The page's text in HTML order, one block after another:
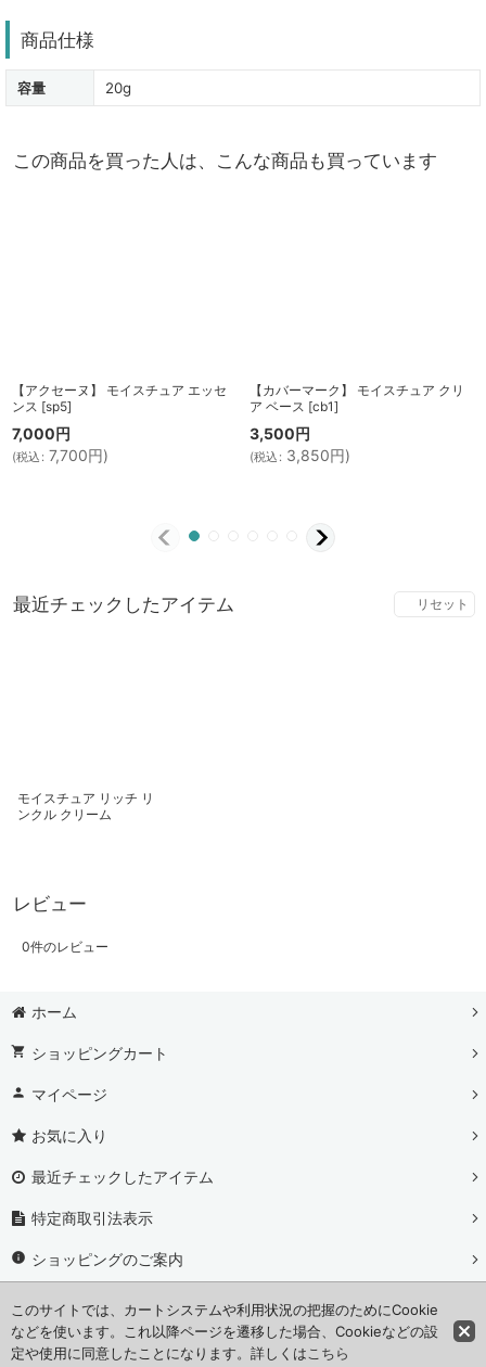
商品仕様
容量 20g
この商品を買った人は、こんな商品も買っています
【アクセーヌ】 モイスチュア エッセ
ンス [sp5]
7,000円
(税込 : 7,700円)
【カバーマーク】 モイスチュア クリ
ア ベース [cb1]
3,500円
(税込 : 3,850円)
最近チェックしたアイテム リセット
モイスチュア リッチ リ
ンクル クリーム
レビュー
0件のレビュー
ホーム
ショッピングカート
マイページ
お気に入り
最近チェックしたアイテム
特定商取引法表示
ショッピングのご案内
お問い合わせ
カレンダー
このサイトでは、カートシステムや利用状況の把握のためにCookie
などを使います。これ以降ページを遷移した場合、Cookieなどの設
定や使用に同意したことになります。詳しくは こちら